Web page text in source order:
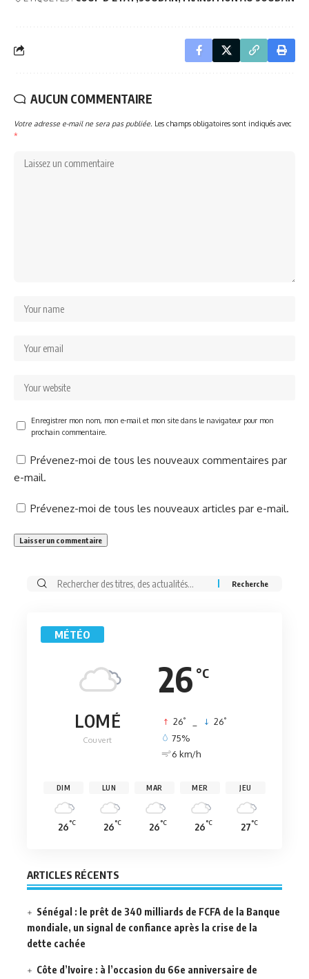
AUCUN COMMENTAIRE
Votre adresse e-mail ne sera pas publiée. Les champs obligatoires sont indiqués avec
*
Enregistrer mon nom, mon e-mail et mon site dans le navigateur pour mon
prochain commentaire.
Prévenez-moi de tous les nouveaux commentaires par
e-mail.
Prévenez-moi de tous les nouveaux articles par e-mail.
Rechercher:
MÉTÉO
26 °C
LOMÉ
Couvert
26° 26°
75%
6 km/h
DIM
26°C
LUN
26°C
MAR
26°C
MER
26°C
JEU
27°C
ARTICLES RÉCENTS
Sénégal : le prêt de 340 milliards de FCFA de la Banque
mondiale, un signal de confiance après la crise de la
dette cachée
Côte d’Ivoire : à l’occasion du 66e anniversaire de